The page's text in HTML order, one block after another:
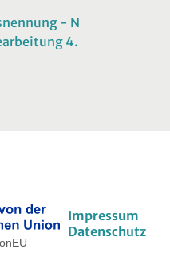
- N
4.
Impressum
Datenschutz